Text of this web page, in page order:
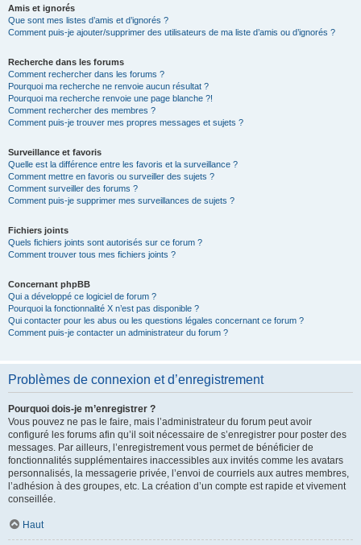
Amis et ignorés
Que sont mes listes d’amis et d’ignorés ?
Comment puis-je ajouter/supprimer des utilisateurs de ma liste d’amis ou d’ignorés ?
Recherche dans les forums
Comment rechercher dans les forums ?
Pourquoi ma recherche ne renvoie aucun résultat ?
Pourquoi ma recherche renvoie une page blanche ?!
Comment rechercher des membres ?
Comment puis-je trouver mes propres messages et sujets ?
Surveillance et favoris
Quelle est la différence entre les favoris et la surveillance ?
Comment mettre en favoris ou surveiller des sujets ?
Comment surveiller des forums ?
Comment puis-je supprimer mes surveillances de sujets ?
Fichiers joints
Quels fichiers joints sont autorisés sur ce forum ?
Comment trouver tous mes fichiers joints ?
Concernant phpBB
Qui a développé ce logiciel de forum ?
Pourquoi la fonctionnalité X n’est pas disponible ?
Qui contacter pour les abus ou les questions légales concernant ce forum ?
Comment puis-je contacter un administrateur du forum ?
Problèmes de connexion et d’enregistrement
Pourquoi dois-je m’enregistrer ?
Vous pouvez ne pas le faire, mais l’administrateur du forum peut avoir
configuré les forums afin qu’il soit nécessaire de s’enregistrer pour poster des
messages. Par ailleurs, l’enregistrement vous permet de bénéficier de
fonctionnalités supplémentaires inaccessibles aux invités comme les avatars
personnalisés, la messagerie privée, l’envoi de courriels aux autres membres,
l’adhésion à des groupes, etc. La création d’un compte est rapide et vivement
conseillée.
Haut